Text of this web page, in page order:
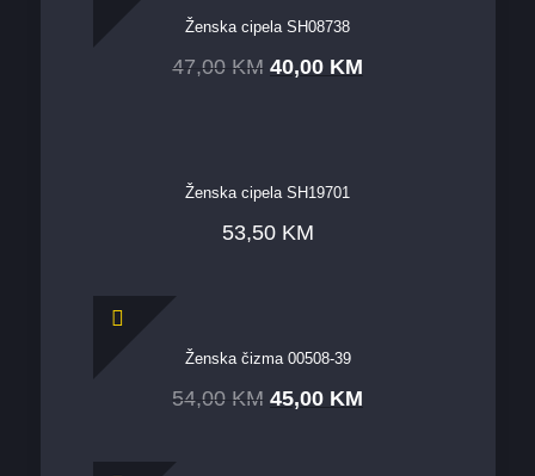
Ženska cipela SH08738
47,00 KM 40,00 KM
Ženska cipela SH19701
53,50 KM
Ženska čizma 00508-39
54,00 KM 45,00 KM